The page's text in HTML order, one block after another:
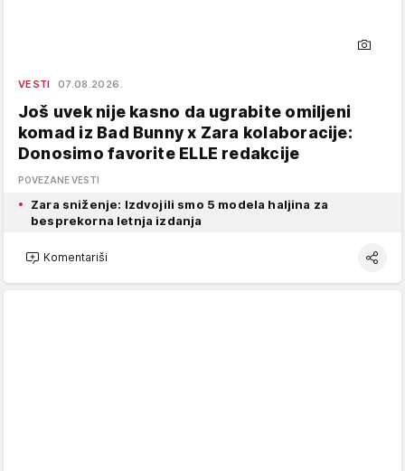
VESTI 07.08.2026.
Još uvek nije kasno da ugrabite omiljeni
komad iz Bad Bunny x Zara kolaboracije:
Donosimo favorite ELLE redakcije
POVEZANE VESTI
Zara sniženje: Izdvojili smo 5 modela haljina za
besprekorna letnja izdanja
Komentariši